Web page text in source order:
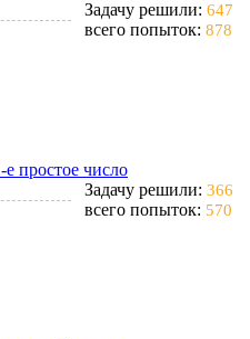
Задачу решили: 647
всего попыток: 878
простое число
Задачу решили: 366
всего попыток: 570